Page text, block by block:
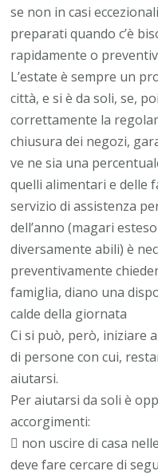
se non in casi
preparati quando c’è
rapidamente o
L’estate è sempre un
città, e si è da soli, se,
correttamente la
chiusura dei negozi,
ve ne sia una
quelli alimentari e delle
servizio di assistenza
dell’anno (magari
diversamente abili) è
preventivamente
famiglia, diano una
calde della giornata
Ci si può, però, iniziare
di persone con cui,
aiutarsi.
Per aiutarsi da soli è
accorgimenti:
 non uscire di casa
deve fare cercare di